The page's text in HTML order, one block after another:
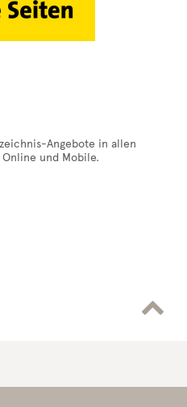
Angebote in allen
und Mobile.
